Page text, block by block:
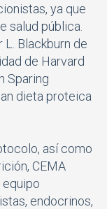
ya que
salud pública.
Blackburn de
de Harvard
Sparing
dieta proteica
así como
CEMA
equipo
endocrinos,